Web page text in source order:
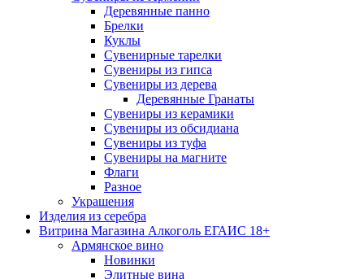
Деревянные панно
Брелки
Куклы
Сувенирные тарелки
Сувениры из гипса
Сувениры из дерева
Деревянные Гранаты
Сувениры из керамики
Сувениры из обсидиана
Сувениры из туфа
Сувениры на магните
Флаги
Разное
Украшения
Изделия из серебра
Витрина Магазина Алкоголь ЕГАИС 18+
Армянское вино
Новинки
Элитные вина